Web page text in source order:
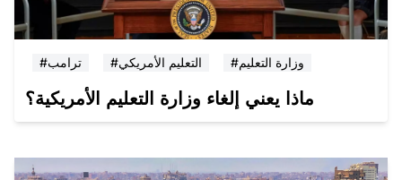
#ترامب #التعليم الأمريكي #وزارة التعليم
ماذا يعني إلغاء وزارة التعليم الأمريكية؟